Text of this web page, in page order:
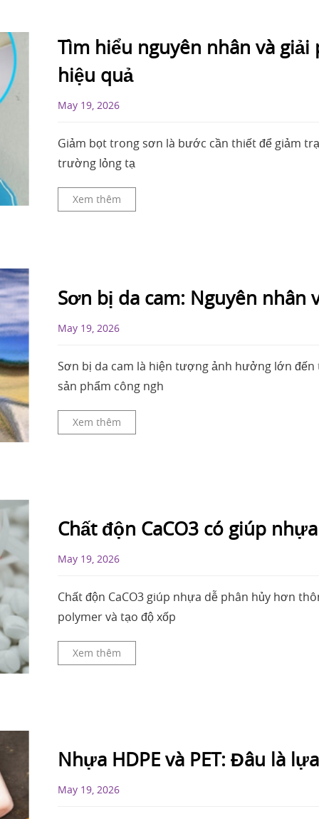
Tìm hiểu nguyên nhân và
hiệu quả
May 19, 2026
Giảm bọt trong sơn là bước cần thiết để giảm
trường lỏng tạ
Xem thêm
Sơn bị da cam: Nguyên nhân
May 19, 2026
Sơn bị da cam là hiện tượng ảnh hưởng lớn
sản phẩm công ngh
Xem thêm
Chất độn CaCO3 có giúp
May 19, 2026
Chất độn CaCO3 giúp nhựa dễ phân hủy hơn
polymer và tạo độ xốp
Xem thêm
Nhựa HDPE và PET: Đâu là
May 19, 2026